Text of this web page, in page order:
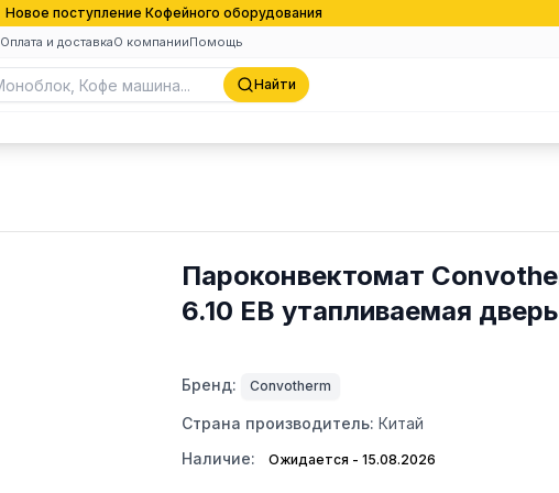
Новое поступление Кофейного оборудования
Оплата и доставкаО компанииПомощь
Найти
Пароконвектомат
6.10 EB утапливаемая дверь
Бренд: Convotherm
Страна производитель: Китай
Наличие:
Ожидается - 15.08.2026